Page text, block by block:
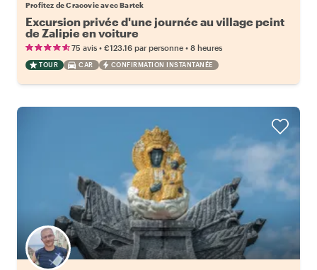
Profitez de Cracovie avec Bartek
Excursion privée d'une journée au village peint
de Zalipie en voiture
75 avis • €123.16 par personne • 8 heures
TOUR CAR CONFIRMATION INSTANTANÉE